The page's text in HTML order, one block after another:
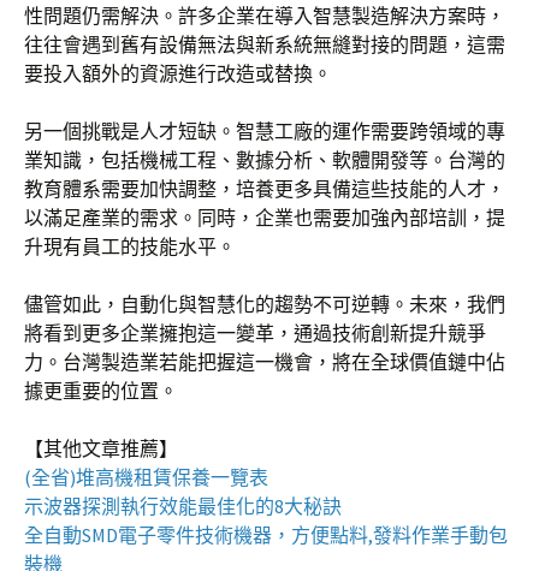
性問題仍需解決。許多企業在導入智慧製造解決方案時，
往往會遇到舊有設備無法與新系統無縫對接的問題，這需
要投入額外的資源進行改造或替換。
另一個挑戰是人才短缺。智慧工廠的運作需要跨領域的專
業知識，包括機械工程、數據分析、軟體開發等。台灣的
教育體系需要加快調整，培養更多具備這些技能的人才，
以滿足產業的需求。同時，企業也需要加強內部培訓，提
升現有員工的技能水平。
儘管如此，自動化與智慧化的趨勢不可逆轉。未來，我們
將看到更多企業擁抱這一變革，通過技術創新提升競爭
力。台灣製造業若能把握這一機會，將在全球價值鏈中佔
據更重要的位置。
【其他文章推薦】
(全省)堆高機租賃保養一覽表
示波器探測執行效能最佳化的8大秘訣
全自動SMD電子零件技術機器 ，方便點料,發料作業手動包
裝機